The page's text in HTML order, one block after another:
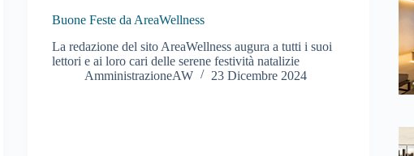
Buone Feste da AreaWellness
La redazione del sito AreaWellness augura a tutti i suoi
lettori e ai loro cari delle serene festività natalizie
AmministrazioneAW
23 Dicembre 2024